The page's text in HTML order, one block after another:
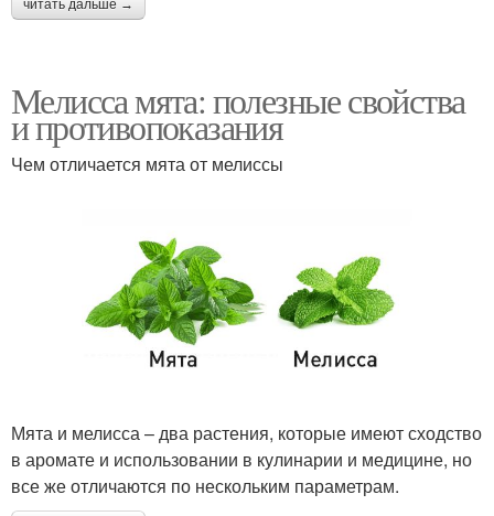
читать дальше →
Мелисса мята: полезные свойства
и противопоказания
Чем отличается мята от мелиссы
Мята и мелисса – два растения, которые имеют сходство
в аромате и использовании в кулинарии и медицине, но
все же отличаются по нескольким параметрам.